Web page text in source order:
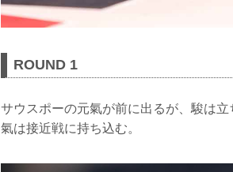
ROUND 1
サウスポーの元氣が前に出るが、駿は
氣は接近戦に持ち込む。